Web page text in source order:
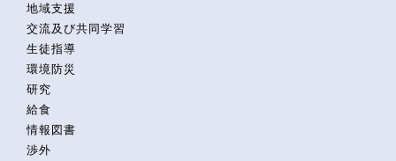
地域支援
交流及び共同学習
生徒指導
環境防災
研究
給食
情報図書
渉外